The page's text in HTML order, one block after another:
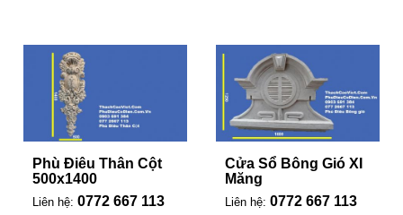
Phù Điêu Thân Cột
500x1400
Liên hệ: 0772 667 113
Cửa Sổ Bông Gió XI
Măng
Liên hệ: 0772 667 113